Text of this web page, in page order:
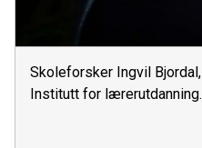
Skoleforsker Ingvil
Institutt for